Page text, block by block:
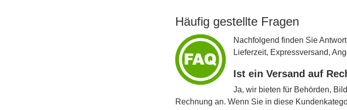
Häufig gestellte Fragen
Nachfolgend finden Sie
Lieferzeit, Expressversand,
Ist ein Versand auf
Ja, wir bieten für Behörden,
Rechnung an. Wenn Sie in diese